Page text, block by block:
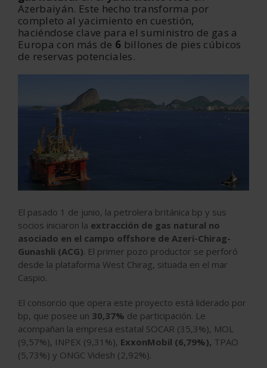
Azerbaiyán. Este hecho transforma por
completo al yacimiento en cuestión,
haciéndose clave para el suministro de gas a
Europa con más de 6 billones de pies cúbicos
de reservas potenciales.
El pasado 1 de junio, la petrolera británica bp y sus
socios iniciaron la extracción de gas natural no
asociado en el campo offshore de Azeri-Chirag-
Gunashli (ACG). El primer pozo productor se perforó
desde la plataforma West Chirag, situada en el mar
Caspio.
El consorcio que opera este proyecto está liderado por
bp, que posee un 30,37% de participación. Le
acompañan la empresa estatal SOCAR (35,3%), MOL
(9,57%), INPEX (9,31%), ExxonMobil (6,79%), TPAO
(5,73%) y ONGC Videsh (2,92%).